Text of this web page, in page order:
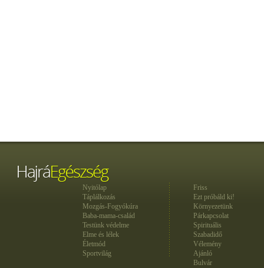
Nyitólap
Táplálkozás
Mozgás-Fogyókúra
Baba-mama-család
Testünk védelme
Elme és lélek
Életmód
Sportvilág
Friss
Ezt próbáld ki!
Környezetünk
Párkapcsolat
Spirituális
Szabadidő
Vélemény
Ajánló
Bulvár